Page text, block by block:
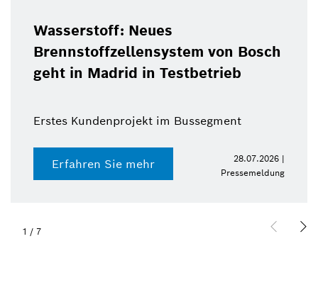
Wasserstoff: Neues
Brennstoffzellensystem von Bosch
geht in Madrid in Testbetrieb
Erstes Kundenprojekt im Bussegment
Erfahren Sie mehr
28.07.2026 |
Pressemeldung
1 / 7